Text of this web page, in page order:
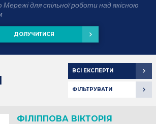
для спільної роботи над якісною
ДОЛУЧИТИСЯ
ВСІ ЕКСПЕРТИ
ФІЛЬТРУВАТИ
ФІЛІППОВА ВІКТОРІЯ